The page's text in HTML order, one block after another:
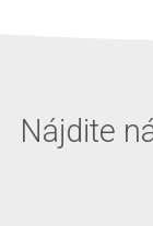
Nájdite